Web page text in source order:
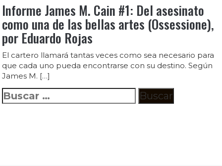
Informe James M. Cain #1: Del asesinato
como una de las bellas artes (Ossessione),
por Eduardo Rojas
El cartero llamará tantas veces como sea necesario para
que cada uno pueda encontrarse con su destino. Según
James M. […]
Buscar: